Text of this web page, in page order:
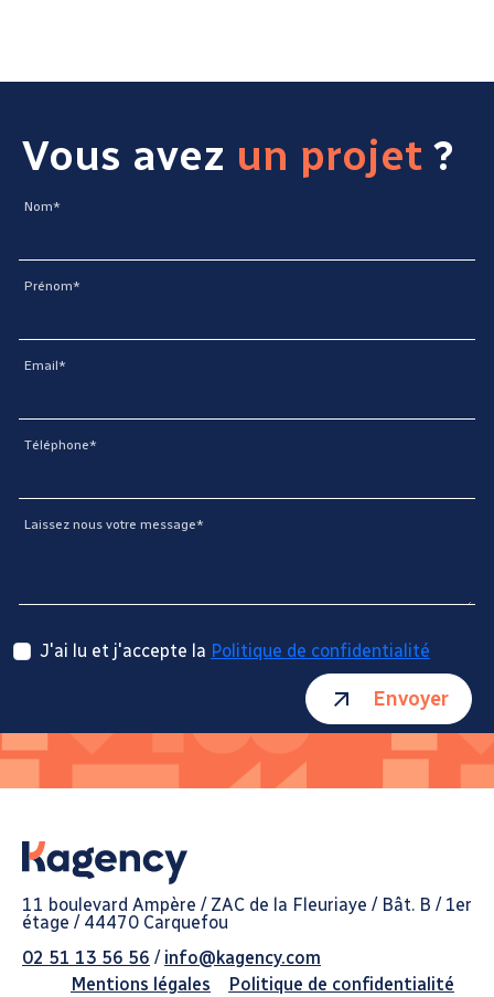
Vous avez un projet ?
Nom*
Prénom*
Email*
Téléphone*
Laissez nous votre message*
J'ai lu et j'accepte la Politique de confidentialité
Envoyer
11 boulevard Ampère / ZAC de la Fleuriaye / Bât. B / 1er
étage / 44470 Carquefou
02 51 13 56 56 / info@kagency.com
Mentions légales
Politique de confidentialité